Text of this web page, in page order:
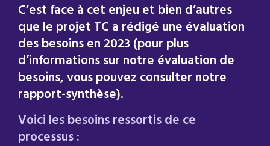
C’est face à cet enjeu et bien d’autres
que le projet TC a rédigé une évaluation
des besoins en 2023 (pour plus
d’informations sur notre évaluation de
besoins, vous pouvez consulter notre
rapport-synthèse).
Voici les besoins ressortis de ce
processus :